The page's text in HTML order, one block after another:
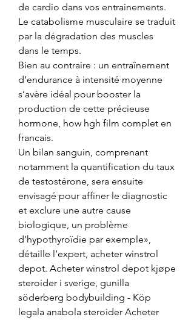
de cardio dans vos entrainements.
Le catabolisme musculaire se traduit
par la dégradation des muscles
dans le temps.
Bien au contraire : un entraînement
d’endurance à intensité moyenne
s’avère idéal pour booster la
production de cette précieuse
hormone, how hgh film complet en
francais.
Un bilan sanguin, comprenant
notamment la quantification du taux
de testostérone, sera ensuite
envisagé pour affiner le diagnostic
et exclure une autre cause
biologique, un problème
d’hypothyroïdie par exemple»,
détaille l’expert, acheter winstrol
depot. Acheter winstrol depot kjøpe
steroider i sverige, gunilla
söderberg bodybuilding - Köp
legala anabola steroider Acheter